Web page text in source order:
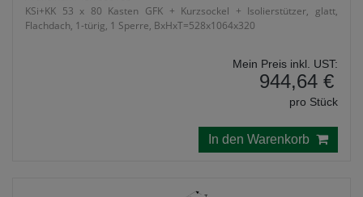
KSi+KK 53 x 80 Kasten GFK + Kurzsockel + Isolierstützer, glatt,
Flachdach, 1-türig, 1 Sperre, BxHxT=528x1064x320
Mein Preis inkl. UST:
944,64 €
pro Stück
In den Warenkorb